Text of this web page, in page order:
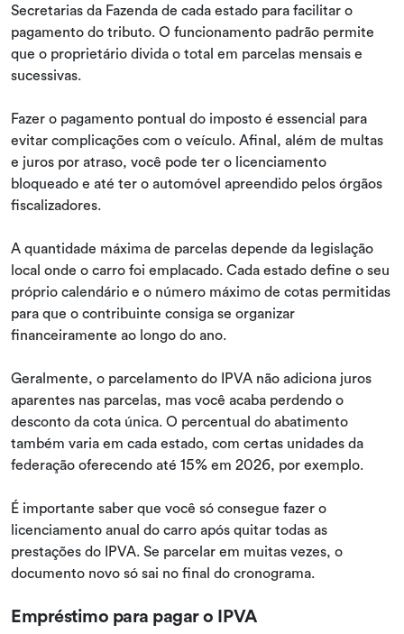
Secretarias da Fazenda de cada estado para facilitar o
pagamento do tributo. O funcionamento padrão permite
que o proprietário divida o total em parcelas mensais e
sucessivas.
Fazer o pagamento pontual do imposto é essencial para
evitar complicações com o veículo. Afinal, além de multas
e juros por atraso, você pode ter o licenciamento
bloqueado e até ter o automóvel apreendido pelos órgãos
fiscalizadores.
A quantidade máxima de parcelas depende da legislação
local onde o carro foi emplacado. Cada estado define o seu
próprio calendário e o número máximo de cotas permitidas
para que o contribuinte consiga se organizar
financeiramente ao longo do ano.
Geralmente, o parcelamento do IPVA não adiciona juros
aparentes nas parcelas, mas você acaba perdendo o
desconto da cota única. O percentual do abatimento
também varia em cada estado, com certas unidades da
federação oferecendo até 15% em 2026, por exemplo.
É importante saber que você só consegue fazer o
licenciamento anual do carro após quitar todas as
prestações do IPVA. Se parcelar em muitas vezes, o
documento novo só sai no final do cronograma.
Empréstimo para pagar o IPVA